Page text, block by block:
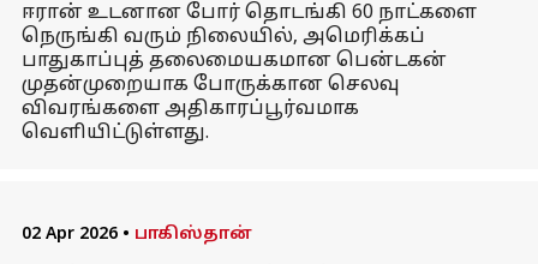
ஈரான் உடனான போர் தொடங்கி 60 நாட்களை
நெருங்கி வரும் நிலையில், அமெரிக்கப்
பாதுகாப்புத் தலைமையகமான பென்டகன்
முதன்முறையாக போருக்கான செலவு
விவரங்களை அதிகாரப்பூர்வமாக
வெளியிட்டுள்ளது.
02 Apr 2026 • பாகிஸ்தான்